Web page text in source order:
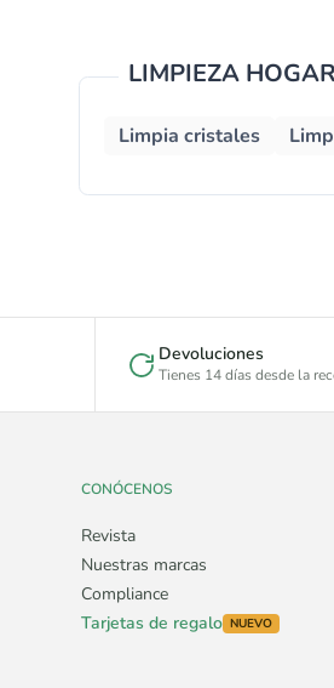
LIMPIEZA HOGAR
Limpia cristales
Devoluciones
Tienes 14 días desde la
CONÓCENOS
Revista
Nuestras marcas
Compliance
Tarjetas de regalo NUEVO